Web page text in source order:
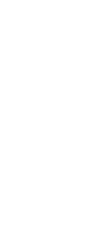
विरुद्ध जबाफी हमला हो।
ख्रीष्‍टका वाणीहरू,